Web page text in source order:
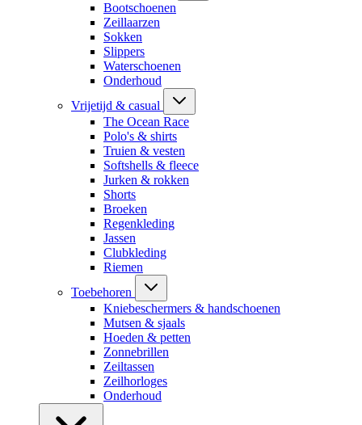
Bootschoenen
Zeillaarzen
Sokken
Slippers
Waterschoenen
Onderhoud
Vrijetijd & casual
The Ocean Race
Polo's & shirts
Truien & vesten
Softshells & fleece
Jurken & rokken
Shorts
Broeken
Regenkleding
Jassen
Clubkleding
Riemen
Toebehoren
Kniebeschermers & handschoenen
Mutsen & sjaals
Hoeden & petten
Zonnebrillen
Zeiltassen
Zeilhorloges
Onderhoud